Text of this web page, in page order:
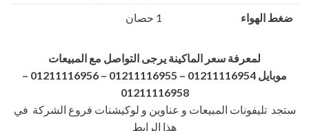
ضغط الهواء 1 حصان
لمعرفة سعر الماكينة يرجى التواصل مع المبيعات
موبايل 01211116954 – 01211116955 – 01211116956
–
01211116958
ستجد تليفونات المبيعات و عناوين و لوكيشنات فروع الشركة في
هذا الرابط